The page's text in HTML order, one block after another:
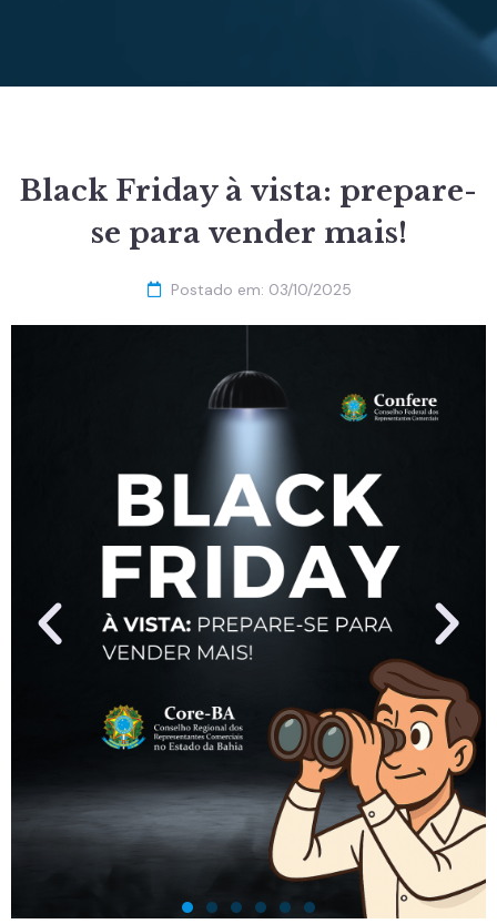
Black Friday à vista: prepare-
se para vender mais!
Postado em: 03/10/2025